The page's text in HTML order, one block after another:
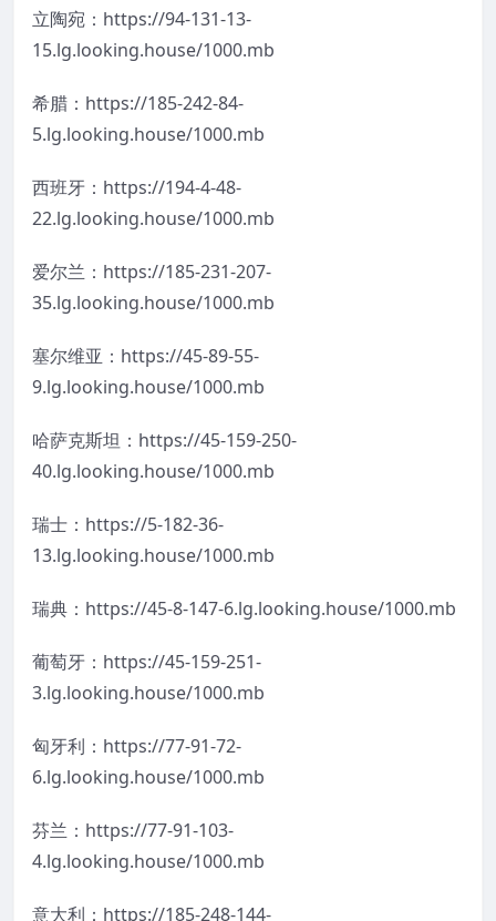
立陶宛：https://94-131-13-
15.lg.looking.house/1000.mb
希腊：https://185-242-84-
5.lg.looking.house/1000.mb
西班牙：https://194-4-48-
22.lg.looking.house/1000.mb
爱尔兰：https://185-231-207-
35.lg.looking.house/1000.mb
塞尔维亚：https://45-89-55-
9.lg.looking.house/1000.mb
哈萨克斯坦：https://45-159-250-
40.lg.looking.house/1000.mb
瑞士：https://5-182-36-
13.lg.looking.house/1000.mb
瑞典：https://45-8-147-6.lg.looking.house/1000.mb
葡萄牙：https://45-159-251-
3.lg.looking.house/1000.mb
匈牙利：https://77-91-72-
6.lg.looking.house/1000.mb
芬兰：https://77-91-103-
4.lg.looking.house/1000.mb
意大利：https://185-248-144-